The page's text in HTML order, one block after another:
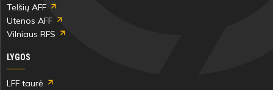
Telšių AFF
Utenos AFF
Vilniaus RFS
LYGOS
LFF taurė